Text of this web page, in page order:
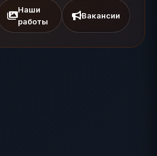
Наши
работы
Вакансии